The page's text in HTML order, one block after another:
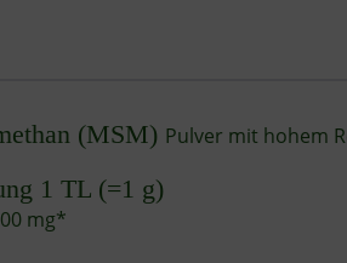
(MSM) Pulver mit hohem
1 TL (=1 g)
mg*